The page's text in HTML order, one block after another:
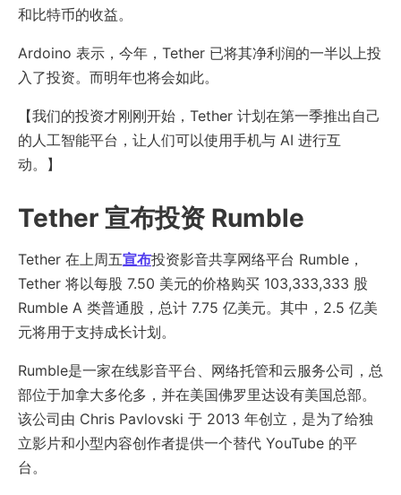
和比特币的收益。
Ardoino 表示，今年，Tether 已将其净利润的一半以上投
入了投资。而明年也将会如此。
【我们的投资才刚刚开始，Tether 计划在第一季推出自己
的人工智能平台，让人们可以使用手机与 AI 进行互
动。】
Tether 宣布投资 Rumble
Tether 在上周五宣布投资影音共享网络平台 Rumble，
Tether 将以每股 7.50 美元的价格购买 103,333,333 股
Rumble A 类普通股，总计 7.75 亿美元。其中，2.5 亿美
元将用于支持成长计划。
Rumble是一家在线影音平台、网络托管和云服务公司，总
部位于加拿大多伦多，并在美国佛罗里达设有美国总部。
该公司由 Chris Pavlovski 于 2013 年创立，是为了给独
立影片和小型内容创作者提供一个替代 YouTube 的平
台。